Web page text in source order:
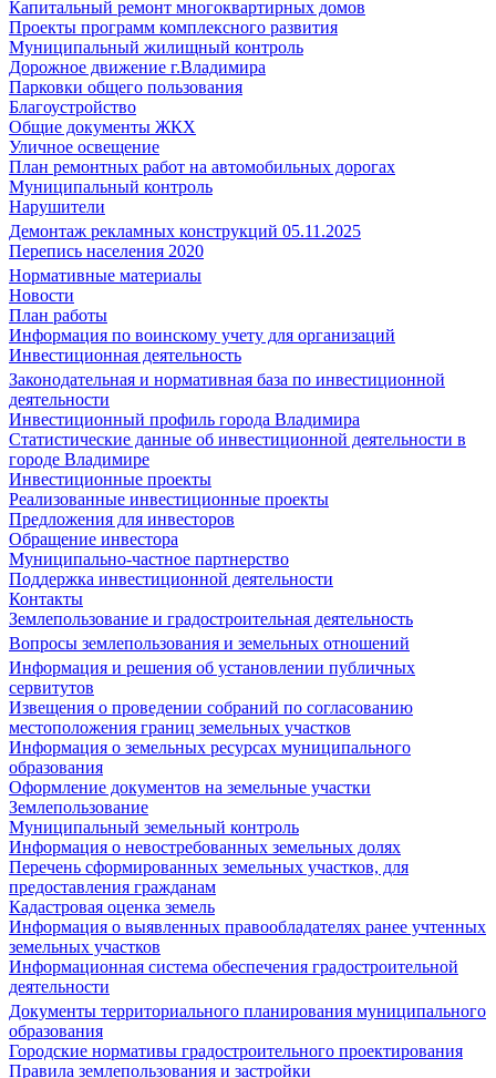
Капитальный ремонт многоквартирных домов
Проекты программ комплексного развития
Муниципальный жилищный контроль
Дорожное движение г.Владимира
Парковки общего пользования
Благоустройство
Общие документы ЖКХ
Уличное освещение
План ремонтных работ на автомобильных дорогах
Муниципальный контроль
Нарушители
Демонтаж рекламных конструкций 05.11.2025
Перепись населения 2020
Нормативные материалы
Новости
План работы
Информация по воинскому учету для организаций
Инвестиционная деятельность
Законодательная и нормативная база по инвестиционной
деятельности
Инвестиционный профиль города Владимира
Статистические данные об инвестиционной деятельности в
городе Владимире
Инвестиционные проекты
Реализованные инвестиционные проекты
Предложения для инвесторов
Обращение инвестора
Муниципально-частное партнерство
Поддержка инвестиционной деятельности
Контакты
Землепользование и градостроительная деятельность
Вопросы землепользования и земельных отношений
Информация и решения об установлении публичных
сервитутов
Извещения о проведении собраний по согласованию
местоположения границ земельных участков
Информация о земельных ресурсах муниципального
образования
Оформление документов на земельные участки
Землепользование
Муниципальный земельный контроль
Информация о невостребованных земельных долях
Перечень сформированных земельных участков, для
предоставления гражданам
Кадастровая оценка земель
Информация о выявленных правообладателях ранее учтенных
земельных участков
Информационная система обеспечения градостроительной
деятельности
Документы территориального планирования муниципального
образования
Городские нормативы градостроительного проектирования
Правила землепользования и застройки